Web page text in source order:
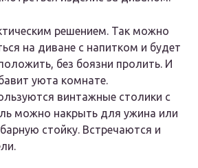
решением. Так можно
на диване с напитком и будет
без боязни пролить. И
уюта комнате.
винтажные столики с
можно накрыть для ужина или
стойку. Встречаются и